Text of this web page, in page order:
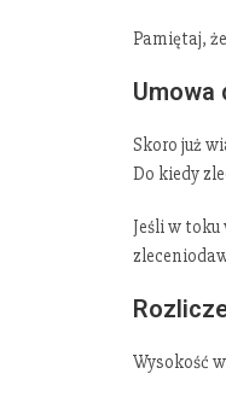
Pamiętaj,
Umowa
Skoro już
Do kiedy
Jeśli w
Wysokość